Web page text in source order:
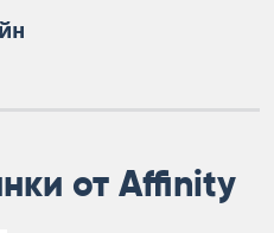
от Affinity